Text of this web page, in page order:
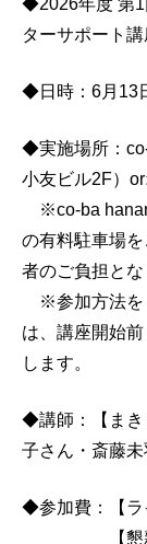
◆2026年度 第1
ターサポート講
◆日時：6月13
◆実施場所 ：
小友ビル2F）or
※co-ba
の有料駐車場
者のご負担とな
※参加方法を
は、講座開始
します。
◆講師：【ま
子さん・斎藤未
◆参加費：【
【懇親会ご